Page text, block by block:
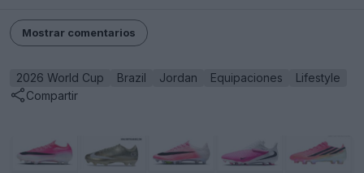
Mostrar comentarios
2026 World Cup Brazil Jordan Equipaciones
Lifestyle
Compartir